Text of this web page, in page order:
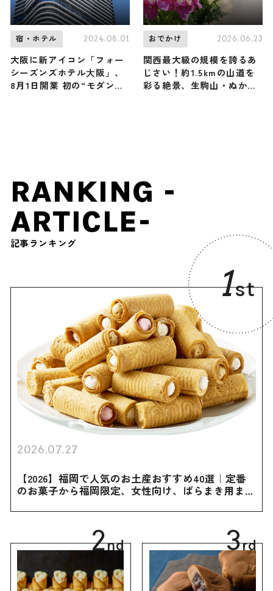
宿・ホテル 2024.08.01
大阪に新アイコン「フォー
シーズンズホテル⼤阪」、
8月1日開業 初の“モダン旅
おでかけ 2026.06.23
関西最大級の規模を誇るあ
じさい！約1.5kmの山道を
彩る絶景、生駒山・ぬかた
RANKING -
ARTICLE-
記事ランキング
1st
2026.07.27
【2026】福岡で人気のお土産おすすめ40選｜定番
のお菓子から福岡限定、女性向け、ばらまき用まで
2nd 3rd